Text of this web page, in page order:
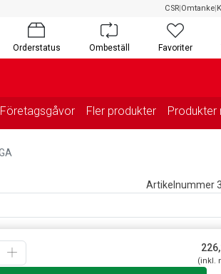
CSR|Omtanke|
Orderstatus Ombeställ Favoriter
Företagsgåvor Fler produkter Produkter
Artikelnummer
(inkl.